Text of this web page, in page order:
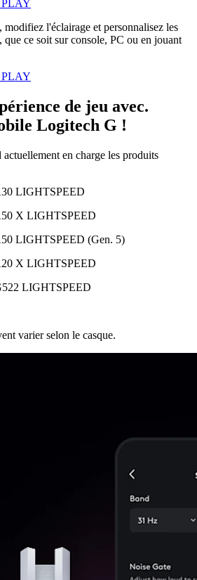
l'éclairage et personnalisez les
que ce soit sur console, PC ou en jouant
de jeu avec.
Logitech G !
en charge les produits
LIGHTSPEED
X LIGHTSPEED
LIGHTSPEED (Gen. 5)
X LIGHTSPEED
LIGHTSPEED
varier selon le casque.